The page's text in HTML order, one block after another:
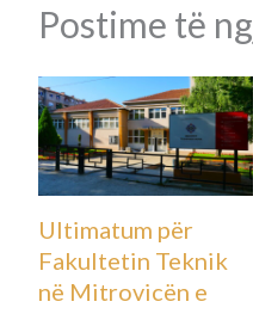
Postime të
Ultimatum për
Fakultetin Teknik
në Mitrovicën e